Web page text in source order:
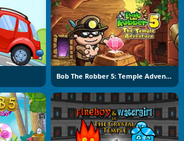
Bob The Robber 5: Temple Adventure